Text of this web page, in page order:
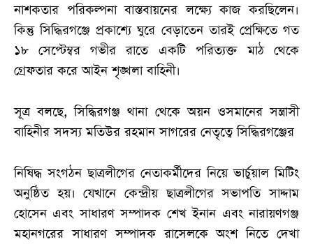
নাশকতার পরিকল্পনা বাস্তবায়নের লক্ষ্যে কাজ করছিলেন।
কিন্তু সিদ্ধিরগঞ্জে প্রকাশ্যে ঘুরে বেড়াতেন তারই প্রেক্ষিতে গত
১৮ সেপ্টেম্বর গভীর রাতে একটি পরিত্যক্ত মাঠ থেকে
গ্রেফতার করে আইন শৃঙ্খলা বাহিনী।
সূত্র বলছে, সিদ্ধিরগঞ্জ থানা থেকে অয়ন ওসমানের সন্ত্রাসী
বাহিনীর সদস্য মতিউর রহমান সাগরের নেতৃত্বে সিদ্ধিরগঞ্জের
নিষিদ্ধ সংগঠন ছাত্রলীগের নেতাকর্মীদের নিয়ে ভার্চুয়াল মিটিং
অনুষ্ঠিত হয়। যেখানে কেন্দ্রীয় ছাত্রলীগের সভাপতি সাদ্দাম
হোসেন এবং সাধারণ সম্পাদক শেখ ইনান এবং নারায়ণগঞ্জ
মহানগরের সাধারণ সম্পাদক রাসেলকে অংশ নিতে দেখা